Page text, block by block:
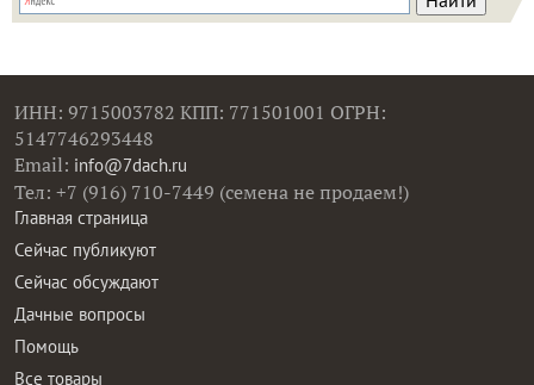
ИНН: 9715003782 КПП: 771501001 ОГРН:
5147746293448
Email: info@7dach.ru
Тел: +7 (916) 710-7449 (семена не продаем!)
Главная страница
Сейчас публикуют
Сейчас обсуждают
Дачные вопросы
Помощь
Все товары